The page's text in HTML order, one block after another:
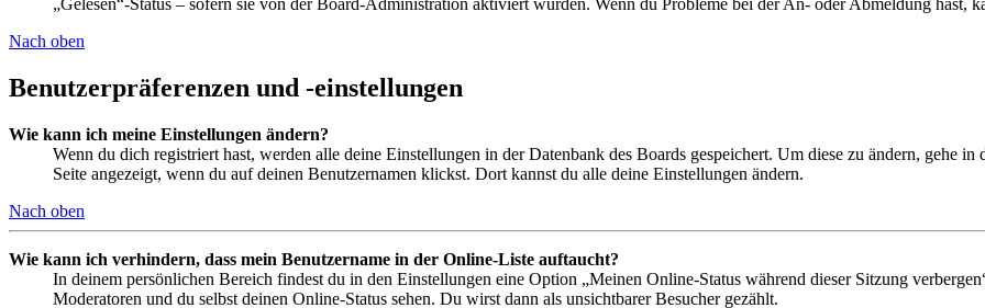
„Gelesen“-Status – sofern sie von der Board-Administration aktiviert wurden. Wenn du Probleme bei der An- oder Abmeldung hast,
Nach oben
Benutzerpräferenzen und -einstellungen
Wie kann ich meine Einstellungen ändern?
Wenn du dich registriert hast, werden alle deine Einstellungen in der Datenbank des Boards gespeichert. Um diese zu ändern, gehe
Seite angezeigt, wenn du auf deinen Benutzernamen klickst. Dort kannst du alle deine Einstellungen ändern.
Nach oben
Wie kann ich verhindern, dass mein Benutzername in der Online-Liste auftaucht?
In deinem persönlichen Bereich findest du in den Einstellungen eine Option „Meinen Online-Status während dieser Sitzung
Moderatoren und du selbst deinen Online-Status sehen. Du wirst dann als unsichtbarer Besucher gezählt.